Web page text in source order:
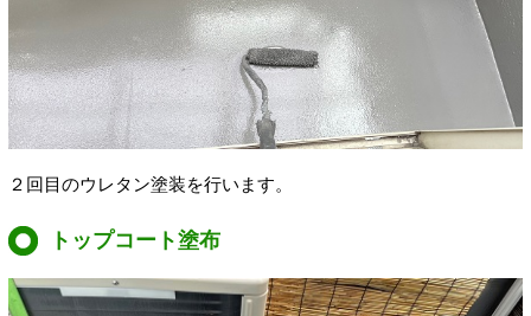
２回目のウレタン塗装を行います。
トップコート塗布